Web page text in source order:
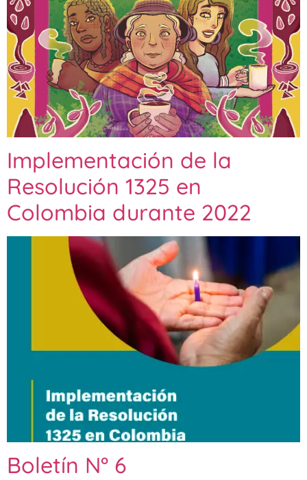
Implementación de la
Resolución 1325 en
Colombia durante 2022
Boletín N° 6